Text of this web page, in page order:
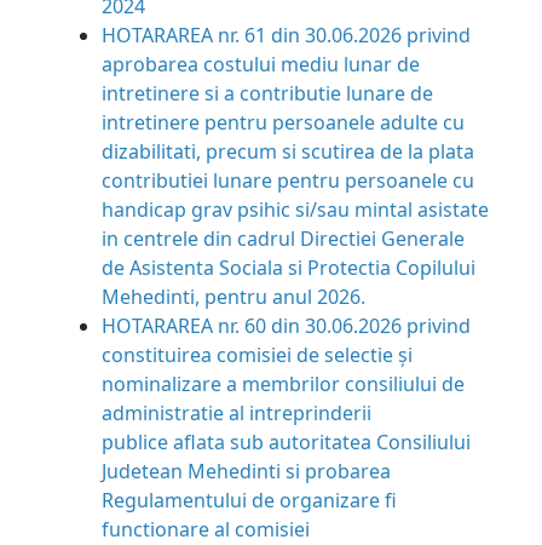
2024
HOTARAREA nr. 61 din 30.06.2026 privind
aprobarea costului mediu lunar de
intretinere si a contributie lunare de
intretinere pentru persoanele adulte cu
dizabilitati, precum si scutirea de la plata
contributiei lunare pentru persoanele cu
handicap grav psihic si/sau mintal asistate
in centrele din cadrul Directiei Generale
de Asistenta Sociala si Protectia Copilului
Mehedinti, pentru anul 2026.
HOTARAREA nr. 60 din 30.06.2026 privind
constituirea comisiei de selectie și
nominalizare a membrilor consiliului de
administratie al intreprinderii
publiceaflata sub autoritatea Consiliului
Judetean Mehedinti si probarea
Regulamentului de organizare fi
functionare al comisiei